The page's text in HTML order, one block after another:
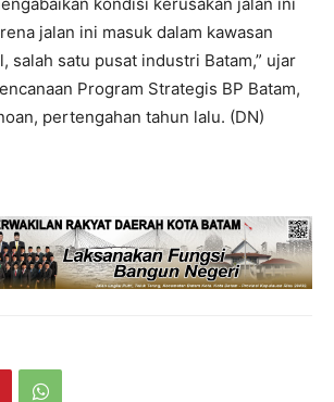
jalan ini masuk dalam kawasan
salah satu pusat industri Batam,” ujar
Program Strategis BP Batam,
pertengahan tahun lalu. (DN)